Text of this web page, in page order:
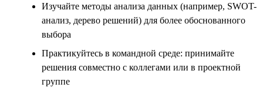
Изучайте методы анализа данных (например, SWOT-
анализ, дерево решений) для более обоснованного
выбора
Практикуйтесь в командной среде: принимайте
решения совместно с коллегами или в проектной
группе